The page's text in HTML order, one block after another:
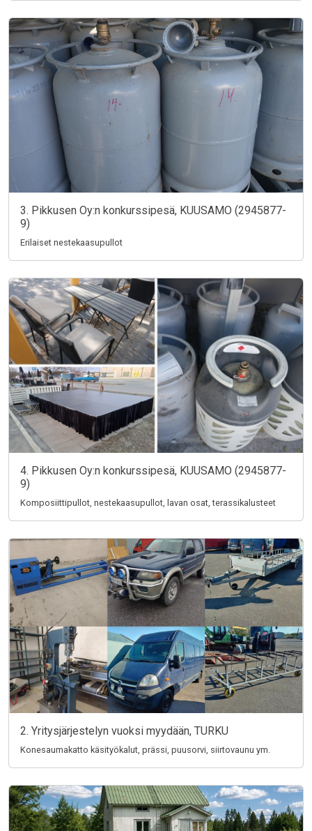
3. Pikkusen Oy:n konkurssipesä, KUUSAMO (2945877-
9)
Erilaiset nestekaasupullot
4. Pikkusen Oy:n konkurssipesä, KUUSAMO (2945877-
9)
Komposiittipullot, nestekaasupullot, lavan osat, terassikalusteet
2. Yritysjärjestelyn vuoksi myydään, TURKU
Konesaumakatto käsityökalut, prässi, puusorvi, siirtovaunu ym.